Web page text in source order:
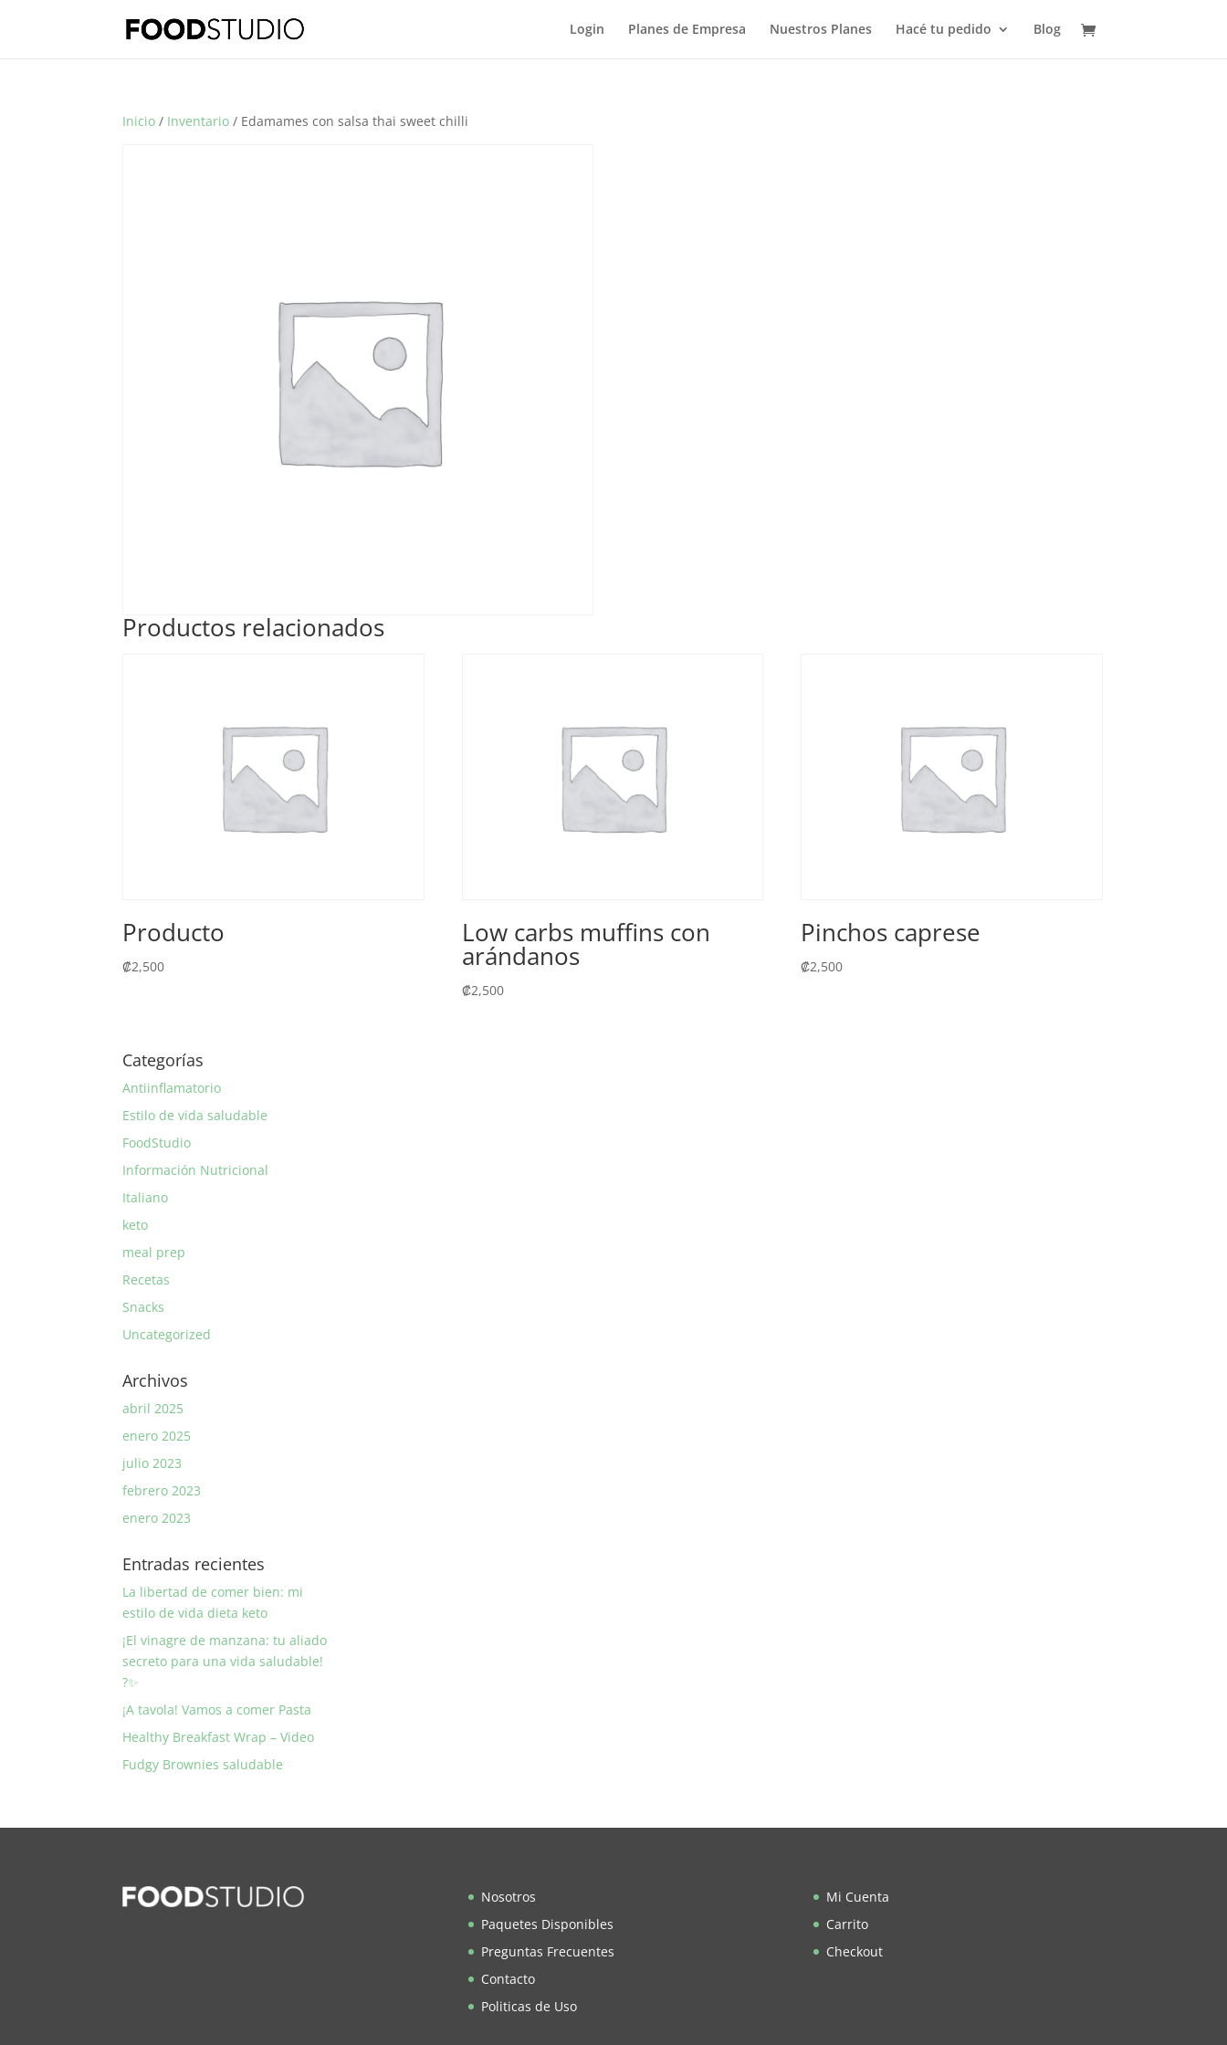
Login Planes de Empresa Nuestros Planes Hacé tu pedido Blog
Inicio / Inventario / Edamames con salsa thai sweet chilli
Productos relacionados
Producto
₡2,500
Low carbs muffins con
arándanos
₡2,500
Pinchos caprese
₡2,500
Categorías
Antiinflamatorio
Estilo de vida saludable
FoodStudio
Información Nutricional
Italiano
keto
meal prep
Recetas
Snacks
Uncategorized
Archivos
abril 2025
enero 2025
julio 2023
febrero 2023
enero 2023
Entradas recientes
La libertad de comer bien: mi
estilo de vida dieta keto
¡El vinagre de manzana: tu aliado
secreto para una vida saludable!
?✨
¡A tavola! Vamos a comer Pasta
Healthy Breakfast Wrap – Video
Fudgy Brownies saludable
Nosotros
Paquetes Disponibles
Preguntas Frecuentes
Contacto
Politicas de Uso
Mi Cuenta
Carrito
Checkout